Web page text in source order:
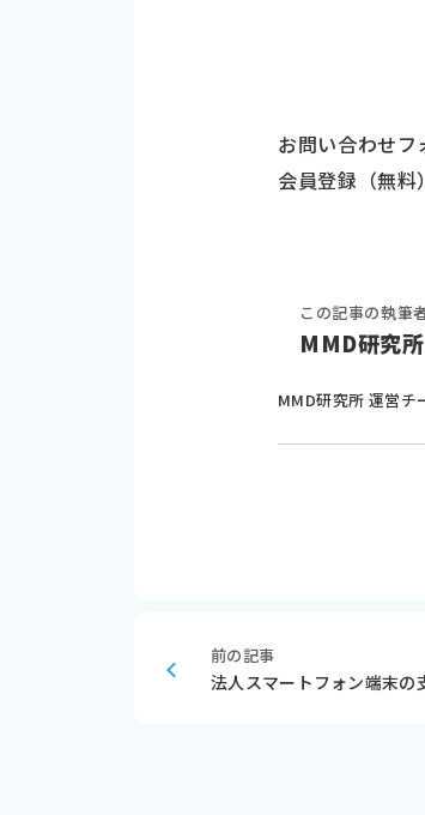
お問い合わせフ
会員登録（無料
この記事の執筆
MMD研究
MMD研究所 運営チ
前の記事
法人スマートフォン端末の